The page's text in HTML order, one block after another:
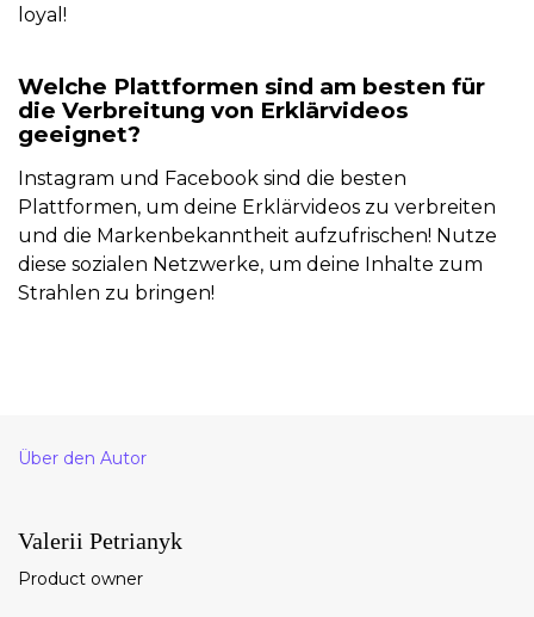
loyal!
Welche Plattformen sind am besten für
die Verbreitung von Erklärvideos
geeignet?
Instagram und Facebook sind die besten
Plattformen, um deine Erklärvideos zu verbreiten
und die Markenbekanntheit aufzufrischen! Nutze
diese sozialen Netzwerke, um deine Inhalte zum
Strahlen zu bringen!
Über den Autor
Valerii Petrianyk
Product owner